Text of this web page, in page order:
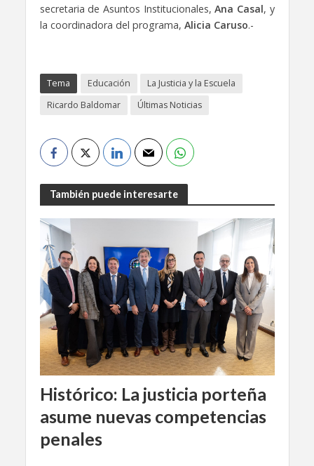
secretaria de Asuntos Institucionales,Ana Casal, y
la coordinadora del programa, Alicia Caruso.-
Tema Educación
La Justicia y la Escuela
Ricardo Baldomar
Últimas Noticias
También puede interesarte
Histórico: La justicia porteña
asume nuevas competencias
penales